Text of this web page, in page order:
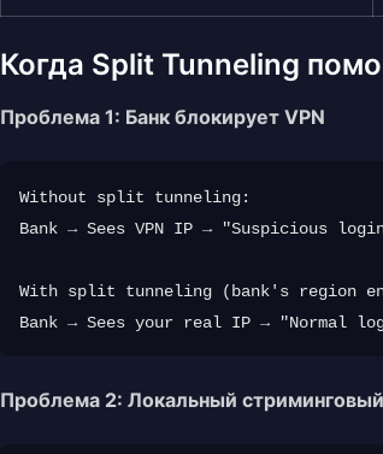
Когда Split Tunneling
Проблема 1: Банк блокирует VPN
Without split tunneling:
Bank → Sees VPN IP → "Suspicious
With split tunneling (bank's region
Проблема 2: Локальный